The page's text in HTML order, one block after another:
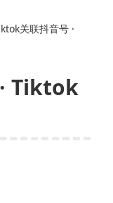
关联抖音号 ·
Tiktok